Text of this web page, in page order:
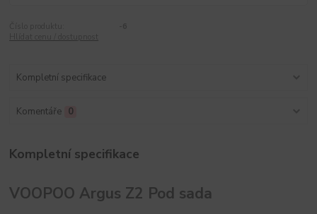
Kompletní specifikace
Komentáře 0
Kompletní specifikace
VOOPOO Argus Z2 Pod sada